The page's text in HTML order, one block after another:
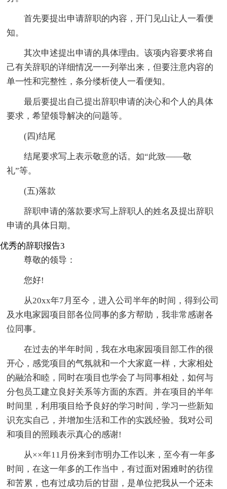
首先要提出申请辞职的内容，开门见山让人一看便
知。
其次申述提出申请的具体理由。该项内容要求将自
己有关辞职的详细情况一一列举出来，但要注意内容的
单一性和完整性，条分缕析使人一看便知。
最后要提出自己提出辞职申请的决心和个人的具体
要求，希望领导解决的问题等。
(四)结尾
结尾要求写上表示敬意的话。如“此致——敬
礼”等。
(五)落款
辞职申请的落款要求写上辞职人的姓名及提出辞职
申请的具体日期。
优秀的辞职报告3
尊敬的领导：
您好!
从20xx年7月至今，进入公司半年的时间，得到公司
及水电家园项目部各位同事的多方帮助，我非常感谢各
位同事。
在过去的半年时间，我在水电家园项目部工作的很
开心，感觉项目的气氛就和一个大家庭一样，大家相处
的融洽和睦，同时在项目也学会了与同事相处，如何与
分包员工建立良好关系等方面的东西。并在项目的半年
时间里，利用项目给予良好的学习时间，学习一些新知
识充实自己，并增加生活和工作的实践经验。我对公司
和项目的照顾表示真心的感谢!
从××年11月份来到市明办工作以来，至今有一年多
时间，在这一年多的工作当中，有过面对困难时的彷徨
和苦累，也有过成功后的甘甜，是单位把我从一个还未